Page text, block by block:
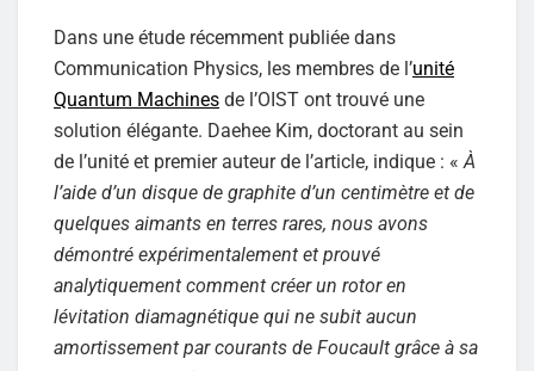
Dans une étude récemment publiée dans
Communication Physics, les membres de l’unité
Quantum Machines de l’OIST ont trouvé une
solution élégante. Daehee Kim, doctorant au sein
de l’unité et premier auteur de l’article, indique : « À
l’aide d’un disque de graphite d’un centimètre et de
quelques aimants en terres rares, nous avons
démontré expérimentalement et prouvé
analytiquement comment créer un rotor en
lévitation diamagnétique qui ne subit aucun
amortissement par courants de Foucault grâce à sa